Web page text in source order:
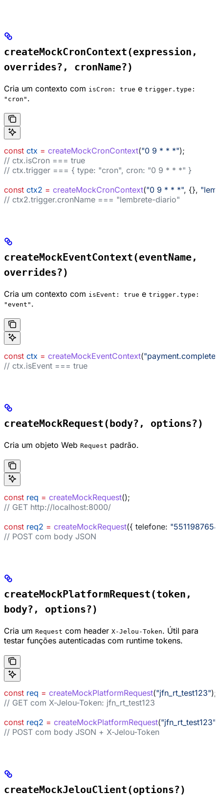
createMockCronContext(expression,
overrides?, cronName?)
Cria um contexto com isCron: true e trigger.type:
"cron" .
const ctx = createMockCronContext("0 9 * * *");
// ctx.isCron === true
// ctx.trigger === { type: "cron", cron: "0 9 * * *" }
const ctx2 = createMockCronContext("0 9 * * *", {},
// ctx2.trigger.cronName === "lembrete-diario"
createMockEventContext(eventName,
overrides?)
Cria um contexto com isEvent: true e trigger.type:
"event" .
const ctx = createMockEventContext(
// ctx.isEvent === true
createMockRequest(body?, options?)
Cria um objeto Web Request padrão.
const req = createMockRequest();
// GET http://localhost:8000/
const req2 = createMockRequest({ telefone:
// POST com body JSON
createMockPlatformRequest(token,
body?, options?)
Cria um Request com header X-Jelou-Token. Útil para
testar funções autenticadas com runtime tokens.
const req = createMockPlatformRequest("jfn_rt_test123");
// GET com X-Jelou-Token: jfn_rt_test123
const req2 = createMockPlatformRequest("jfn_rt_test123"
// POST com body JSON + X-Jelou-Token
createMockJelouClient(options?)